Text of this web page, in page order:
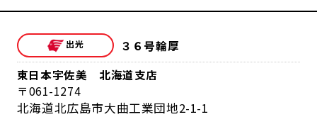
３６号輪厚
東日本宇佐美 北海道支店
061-1274
北海道北広島市大曲工業団地2-1-1